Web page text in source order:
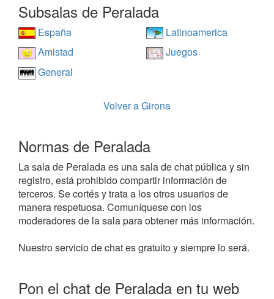
Subsalas de Peralada
España
Latinoamerica
Amistad
Juegos
General
Volver a Girona
Normas de Peralada
La sala de Peralada es una sala de chat pública y sin
registro, está prohibido compartir información de
terceros. Se cortés y trata a los otros usuarios de
manera respetuosa. Comuníquese con los
moderadores de la sala para obtener más información.
Nuestro servicio de chat es gratuito y siempre lo será.
Pon el chat de Peralada en tu web